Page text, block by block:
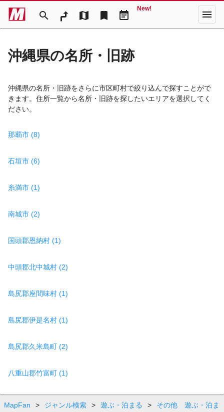
search map bookmark event_note
New! menu
沖縄県の名所・旧跡
沖縄県の名所・旧跡をさらに市区町村で絞り込んで探すことがで
きます。住所一覧から名所・旧跡を探したいエリアを選択してく
ださい。
那覇市 (8)
石垣市 (6)
糸満市 (1)
南城市 (2)
国頭郡恩納村 (1)
中頭郡北中城村 (2)
島尻郡座間味村 (1)
島尻郡伊是名村 (1)
島尻郡久米島町 (2)
八重山郡竹富町 (1)
MapFan > ジャンル検索 > 遊ぶ・泊まる >
その他 遊ぶ・泊ま